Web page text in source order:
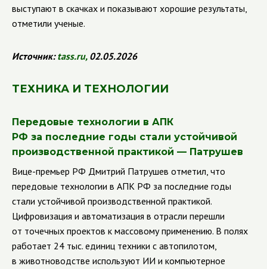
выступают в скачках и показывают хорошие результаты,
отметили ученые.
Источник: tass.ru,02.05.2026
ТЕХНИКА И ТЕХНОЛОГИИ
Передовые технологии в АПК
РФ за последние годы стали устойчивой
производственной практикой — Патрушев
Вице-премьер РФ Дмитрий Патрушев отметил, что
передовые технологии в АПК РФ за последние годы
стали устойчивой производственной практикой.
Цифровизация и автоматизация в отрасли перешли
от точечных проектов к массовому применению. В полях
работает 24 тыс. единиц техники с автопилотом,
в животноводстве используют ИИ и компьютерное